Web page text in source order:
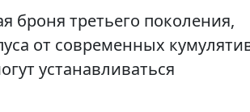
броня третьего поколения,
от современных
устанавливаться